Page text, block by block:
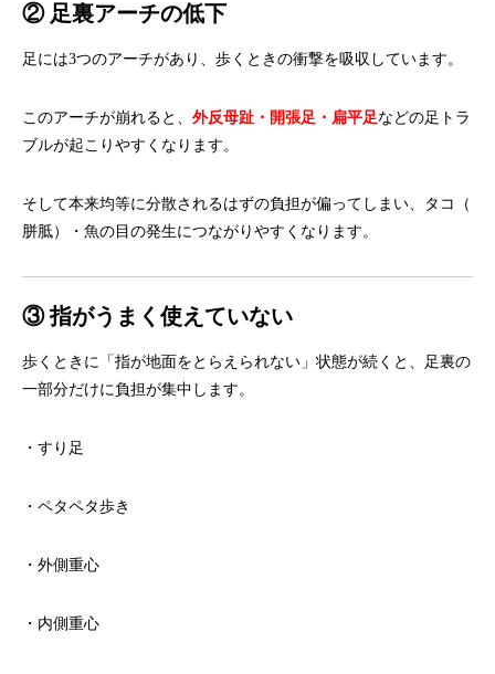
② 足裏アーチの低下
足には3つのアーチがあり、歩くときの衝撃を吸収しています。
このアーチが崩れると、 外反母趾・開張足・ 扁平足などの足トラ
ブルが起こりやすくなります。
そして本来均等に分散されるはずの負担が偏ってしまい、タコ（
胼胝）・魚の目の発生につながりやすくなります。
③ 指がうまく使えていない
歩くときに「指が地面をとらえられない」状態が続くと、 足裏の
一部分だけに負担が集中します。
・すり足
・ペタペタ歩き
・外側重心
・内側重心